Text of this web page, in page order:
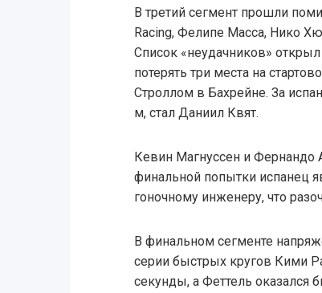
В третий сегмент прошли
Racing, Фелипе Масса, Нико
Список «неудачников»
потерять три места на
Строллом в Бахрейне. За
м, стал Даниил Квят.
Кевин Магнуссен и Фернандо
финальной попытки испанец
гоночному инженеру, что
В финальном сегменте
серии быстрых кругов Кими
секунды, а Феттель оказался